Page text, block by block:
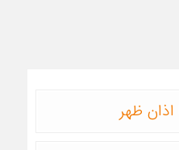
اذان ظهر